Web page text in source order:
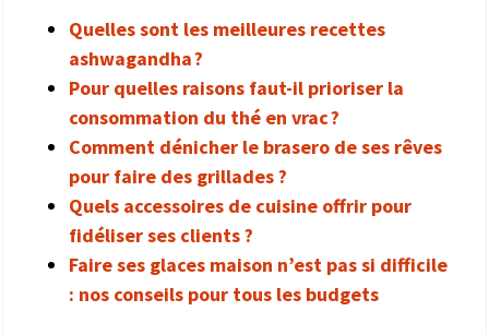
Quelles sont les meilleures recettes
ashwagandha ?
Pour quelles raisons faut-il prioriser la
consommation du thé en vrac ?
Comment dénicher le brasero de ses rêves
pour faire des grillades ?
Quels accessoires de cuisine offrir pour
fidéliser ses clients ?
Faire ses glaces maison n’est pas si difficile
: nos conseils pour tous les budgets